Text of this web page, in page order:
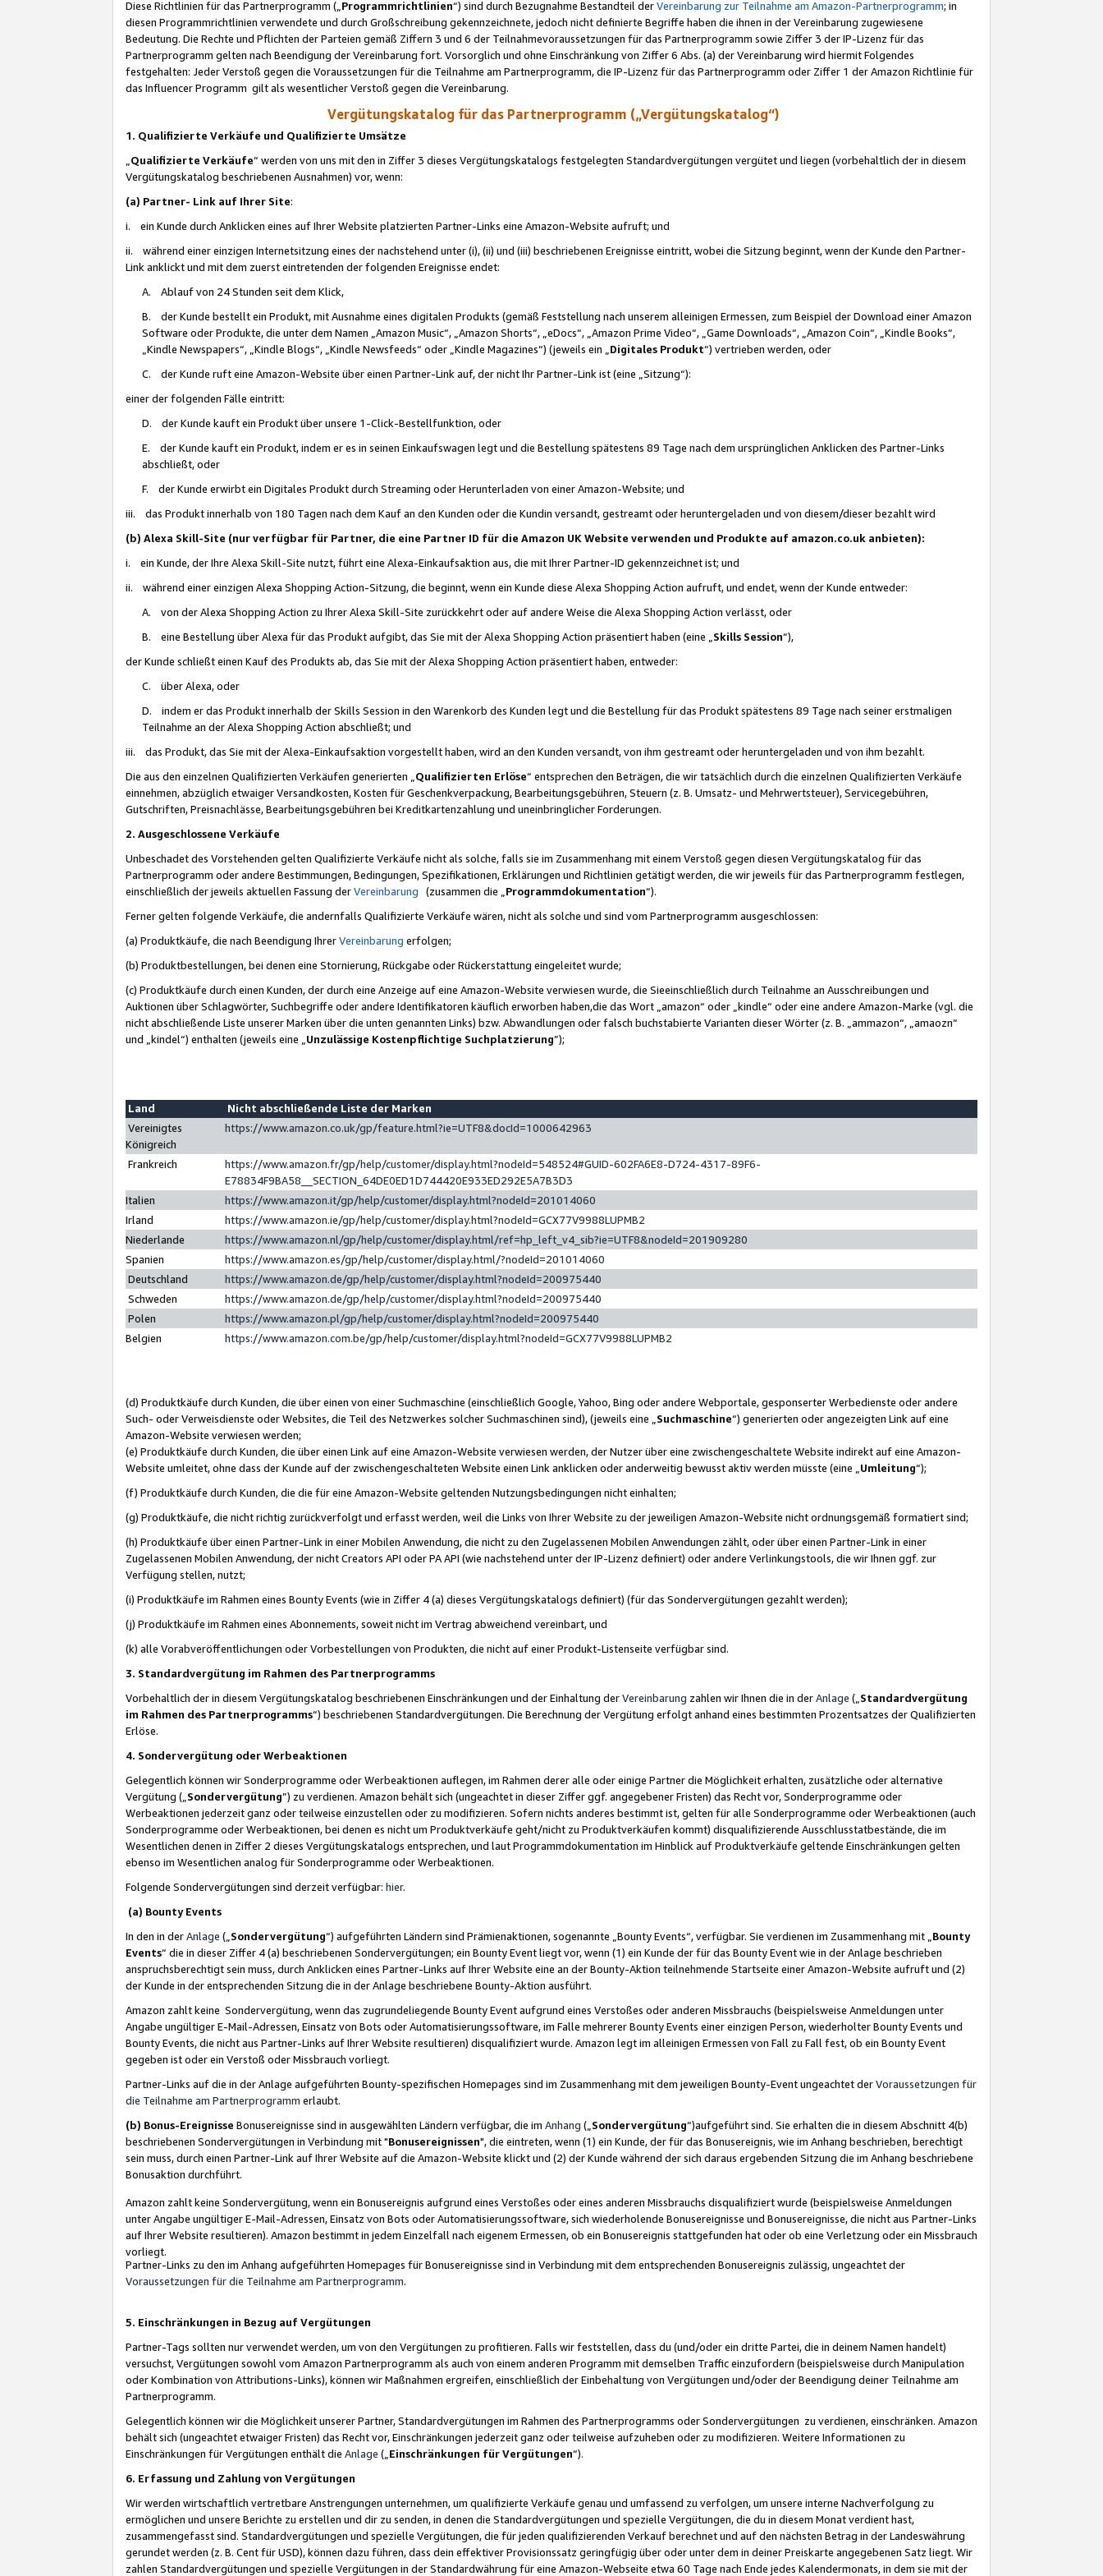
Diese Richtlinien für das Partnerprogramm („Programmrichtlinien“) sind durch Bezugnahme Bestandteil derVereinbarung zur Teilnahme am Amazon-Partnerprogramm; in
diesen Programmrichtlinien verwendete und durch Großschreibung gekennzeichnete, jedoch nicht definierte Begriffe haben die ihnen in der Vereinbarung zugewiesene
Bedeutung. Die Rechte und Pflichten der Parteien gemäß Ziffern 3 und 6 der Teilnahmevoraussetzungen für das Partnerprogramm sowie Ziffer 3 der IP-Lizenz für das
Partnerprogramm gelten nach Beendigung der Vereinbarung fort. Vorsorglich und ohne Einschränkung von Ziffer 6 Abs. (a) der Vereinbarung wird hiermit Folgendes
festgehalten: Jeder Verstoß gegen die Voraussetzungen für die Teilnahme am Partnerprogramm, die IP-Lizenz für das Partnerprogramm oder Ziffer 1 der Amazon Richtlinie für
das Influencer Programm gilt als wesentlicher Verstoß gegen die Vereinbarung.
Vergütungskatalog für das Partnerprogramm („Vergütungskatalog“)
1. Qualifizierte Verkäufe und Qualifizierte Umsätze
Qualifizierte Verkäufe“ werden von uns mit den in Ziffer 3 dieses Vergütungskatalogs festgelegten Standardvergütungen vergütet und liegen (vorbehaltlich der in diesem
Vergütungskatalog beschriebenen Ausnahmen) vor, wenn:
(a) Partner- Link auf Ihrer Site:
i. ein Kunde durch Anklicken eines auf Ihrer Website platzierten Partner-Links eine Amazon-Website aufruft; und
ii. während einer einzigen Internetsitzung eines der nachstehend unter (i), (ii) und (iii) beschriebenen Ereignisse eintritt, wobei die Sitzung beginnt, wenn der Kunde den Partner-
Link anklickt und mit dem zuerst eintretenden der folgenden Ereignisse endet:
A. Ablauf von 24 Stunden seit dem Klick,
B. der Kunde bestellt ein Produkt, mit Ausnahme eines digitalen Produkts (gemäß Feststellung nach unserem alleinigen Ermessen, zum Beispiel der Download einer Amazon
Software oder Produkte, die unter dem Namen „Amazon Music“, „Amazon Shorts“, „eDocs“, „Amazon Prime Video“, „Game Downloads“, „Amazon Coin“, „Kindle Books“,
„Kindle Newspapers“, „Kindle Blogs“, „Kindle Newsfeeds“ oder „Kindle Magazines“) (jeweils ein „ Digitales Produkt“) vertrieben werden, oder
C. der Kunde ruft eine Amazon-Website über einen Partner-Link auf, der nicht Ihr Partner-Link ist (eine „Sitzung“):
einer der folgenden Fälle eintritt:
D. der Kunde kauft ein Produkt über unsere 1-Click-Bestellfunktion, oder
E. der Kunde kauft ein Produkt, indem er es in seinen Einkaufswagen legt und die Bestellung spätestens 89 Tage nach dem ursprünglichen Anklicken des Partner-Links
abschließt, oder
F. der Kunde erwirbt ein Digitales Produkt durch Streaming oder Herunterladen von einer Amazon-Website; und
iii. das Produkt innerhalb von 180 Tagen nach dem Kauf an den Kunden oder die Kundin versandt, gestreamt oder heruntergeladen und von diesem/dieser bezahlt wird
(b) Alexa Skill-Site (nur verfügbar für Partner, die eine Partner ID für die Amazon UK Website verwenden und Produkte auf amazon.co.uk anbieten):
i. ein Kunde, der Ihre Alexa Skill-Site nutzt, führt eine Alexa-Einkaufsaktion aus, die mit Ihrer Partner-ID gekennzeichnet ist; und
ii. während einer einzigen Alexa Shopping Action-Sitzung, die beginnt, wenn ein Kunde diese Alexa Shopping Action aufruft, und endet, wenn der Kunde entweder:
A. von der Alexa Shopping Action zu Ihrer Alexa Skill-Site zurückkehrt oder auf andere Weise die Alexa Shopping Action verlässt, oder
B. eine Bestellung über Alexa für das Produkt aufgibt, das Sie mit der Alexa Shopping Action präsentiert haben (eine „ Skills Session“),
der Kunde schließt einen Kauf des Produkts ab, das Sie mit der Alexa Shopping Action präsentiert haben, entweder:
C. über Alexa, oder
D. indem er das Produkt innerhalb der Skills Session in den Warenkorb des Kunden legt und die Bestellung für das Produkt spätestens 89 Tage nach seiner erstmaligen
Teilnahme an der Alexa Shopping Action abschließt; und
iii. das Produkt, das Sie mit der Alexa-Einkaufsaktion vorgestellt haben, wird an den Kunden versandt, von ihm gestreamt oder heruntergeladen und von ihm bezahlt.
Die aus den einzelnen Qualifizierten Verkäufen generierten „ Qualifizierten Erlöse“ entsprechen den Beträgen, die wir tatsächlich durch die einzelnen Qualifizierten Verkäufe
einnehmen, abzüglich etwaiger Versandkosten, Kosten für Geschenkverpackung, Bearbeitungsgebühren, Steuern (z. B. Umsatz- und Mehrwertsteuer), Servicegebühren,
Gutschriften, Preisnachlässe, Bearbeitungsgebühren bei Kreditkartenzahlung und uneinbringlicher Forderungen.
2. Ausgeschlossene Verkäufe
Unbeschadet des Vorstehenden gelten Qualifizierte Verkäufe nicht als solche, falls sie im Zusammenhang mit einem Verstoß gegen diesen Vergütungskatalog für das
Partnerprogramm oder andere Bestimmungen, Bedingungen, Spezifikationen, Erklärungen und Richtlinien getätigt werden, die wir jeweils für das Partnerprogramm festlegen,
einschließlich der jeweils aktuellen Fassung derVereinbarung (zusammen die „ Programmdokumentation“).
Ferner gelten folgende Verkäufe, die andernfalls Qualifizierte Verkäufe wären, nicht als solche und sind vom Partnerprogramm ausgeschlossen:
(a) Produktkäufe, die nach Beendigung IhrerVereinbarung erfolgen;
(b) Produktbestellungen, bei denen eine Stornierung, Rückgabe oder Rückerstattung eingeleitet wurde;
(c) Produktkäufe durch einen Kunden, der durch eine Anzeige auf eine Amazon-Website verwiesen wurde, die Sieeinschließlich durch Teilnahme an Ausschreibungen und
Auktionen über Schlagwörter, Suchbegriffe oder andere Identifikatoren käuflich erworben haben,die das Wort „amazon“ oder „kindle“ oder eine andere Amazon-Marke (vgl. die
nicht abschließende Liste unserer Marken über die unten genannten Links) bzw. Abwandlungen oder falsch buchstabierte Varianten dieser Wörter (z. B. „ammazon“, „amaozn“
und „kindel“) enthalten (jeweils eine „ Unzulässige Kostenpflichtige Suchplatzierung”);
Land
Nicht abschließende Liste der Marken
Vereinigtes
Königreich
https://www.amazon.co.uk/gp/feature.html?ie=UTF8&docId=1000642963
Frankreich
https://www.amazon.fr/gp/help/customer/display.html?nodeId=548524#GUID-602FA6E8-D724-4317-89F6-
E78834F9BA58__SECTION_64DE0ED1D744420E933ED292E5A7B3D3
Italien
https://www.amazon.it/gp/help/customer/display.html?nodeId=201014060
Irland
https://www.amazon.ie/gp/help/customer/display.html?nodeId=GCX77V9988LUPMB2
Niederlande
https://www.amazon.nl/gp/help/customer/display.html/ref=hp_left_v4_sib?ie=UTF8&nodeId=201909280
Spanien
https://www.amazon.es/gp/help/customer/display.html/?nodeId=201014060
Deutschland
https://www.amazon.de/gp/help/customer/display.html?nodeId=200975440
Schweden
https://www.amazon.de/gp/help/customer/display.html?nodeId=200975440
Polen
https://www.amazon.pl/gp/help/customer/display.html?nodeId=200975440
Belgien
https://www.amazon.com.be/gp/help/customer/display.html?nodeId=GCX77V9988LUPMB2
(d) Produktkäufe durch Kunden, die über einen von einer Suchmaschine (einschließlich Google, Yahoo, Bing oder andere Webportale, gesponserter Werbedienste oder andere
Such- oder Verweisdienste oder Websites, die Teil des Netzwerkes solcher Suchmaschinen sind), (jeweils eine „ Suchmaschine“) generierten oder angezeigten Link auf eine
Amazon-Website verwiesen werden;
(e) Produktkäufe durch Kunden, die über einen Link auf eine Amazon-Website verwiesen werden, der Nutzer über eine zwischengeschaltete Website indirekt auf eine Amazon-
Website umleitet, ohne dass der Kunde auf der zwischengeschalteten Website einen Link anklicken oder anderweitig bewusst aktiv werden müsste (eine „ Umleitung“);
(f) Produktkäufe durch Kunden, die die für eine Amazon-Website geltenden Nutzungsbedingungen nicht einhalten;
(g) Produktkäufe, die nicht richtig zurückverfolgt und erfasst werden, weil die Links von Ihrer Website zu der jeweiligen Amazon-Website nicht ordnungsgemäß formatiert sind;
(h) Produktkäufe über einen Partner-Link in einer Mobilen Anwendung, die nicht zu den Zugelassenen Mobilen Anwendungen zählt, oder über einen Partner-Link in einer
Zugelassenen Mobilen Anwendung, der nicht Creators API oder PA API (wie nachstehend unter der IP-Lizenz definiert) oder andere Verlinkungstools, die wir Ihnen ggf. zur
Verfügung stellen, nutzt;
(i) Produktkäufe im Rahmen eines Bounty Events (wie in Ziffer 4 (a) dieses Vergütungskatalogs definiert) (für das Sondervergütungen gezahlt werden);
(j) Produktkäufe im Rahmen eines Abonnements, soweit nicht im Vertrag abweichend vereinbart, und
(k) alle Vorabveröffentlichungen oder Vorbestellungen von Produkten, die nicht auf einer Produkt-Listenseite verfügbar sind.
3. Standardvergütung im Rahmen des Partnerprogramms
Vorbehaltlich der in diesem Vergütungskatalog beschriebenen Einschränkungen und der Einhaltung derVereinbarung zahlen wir Ihnen die in derAnlage („ Standardvergütung
im Rahmen des Partnerprogramms“) beschriebenen Standardvergütungen. Die Berechnung der Vergütung erfolgt anhand eines bestimmten Prozentsatzes der Qualifizierten
Erlöse.
4. Sondervergütung oder Werbeaktionen
Gelegentlich können wir Sonderprogramme oder Werbeaktionen auflegen, im Rahmen derer alle oder einige Partner die Möglichkeit erhalten, zusätzliche oder alternative
Vergütung („ Sondervergütung”) zu verdienen. Amazon behält sich (ungeachtet in dieser Ziffer ggf. angegebener Fristen) das Recht vor, Sonderprogramme oder
Werbeaktionen jederzeit ganz oder teilweise einzustellen oder zu modifizieren. Sofern nichts anderes bestimmt ist, gelten für alle Sonderprogramme oder Werbeaktionen (auch
Sonderprogramme oder Werbeaktionen, bei denen es nicht um Produktverkäufe geht/nicht zu Produktverkäufen kommt) disqualifizierende Ausschlusstatbestände, die im
Wesentlichen denen in Ziffer 2 dieses Vergütungskatalogs entsprechen, und laut Programmdokumentation im Hinblick auf Produktverkäufe geltende Einschränkungen gelten
ebenso im Wesentlichen analog für Sonderprogramme oder Werbeaktionen.
Folgende Sondervergütungen sind derzeit verfügbar: hier.
(a) Bounty Events
In den in derAnlage („ Sondervergütung“) aufgeführten Ländern sind Prämienaktionen, sogenannte „Bounty Events“, verfügbar. Sie verdienen im Zusammenhang mit „ Bounty
Events“ die in dieser Ziffer 4 (a) beschriebenen Sondervergütungen; ein Bounty Event liegt vor, wenn (1) ein Kunde der für das Bounty Event wie in der Anlage beschrieben
anspruchsberechtigt sein muss, durch Anklicken eines Partner-Links auf Ihrer Website eine an der Bounty-Aktion teilnehmende Startseite einer Amazon-Website aufruft und (2)
der Kunde in der entsprechenden Sitzung die in der Anlage beschriebene Bounty-Aktion ausführt.
Amazon zahlt keine Sondervergütung, wenn das zugrundeliegende Bounty Event aufgrund eines Verstoßes oder anderen Missbrauchs (beispielsweise Anmeldungen unter
Angabe ungültiger E-Mail-Adressen, Einsatz von Bots oder Automatisierungssoftware, im Falle mehrerer Bounty Events einer einzigen Person, wiederholter Bounty Events und
Bounty Events, die nicht aus Partner-Links auf Ihrer Website resultieren) disqualifiziert wurde. Amazon legt im alleinigen Ermessen von Fall zu Fall fest, ob ein Bounty Event
gegeben ist oder ein Verstoß oder Missbrauch vorliegt.
Partner-Links auf die in der Anlage aufgeführten Bounty-spezifischen Homepages sind im Zusammenhang mit dem jeweiligen Bounty-Event ungeachtet derVoraussetzungen für
die Teilnahme am Partnerprogramm erlaubt.
(b) Bonus-Ereignisse Bonusereignisse sind in ausgewählten Ländern verfügbar, die im Anhang („ Sondervergütung“)aufgeführt sind. Sie erhalten die in diesem Abschnitt 4(b)
beschriebenen Sondervergütungen in Verbindung mit "Bonusereignissen", die eintreten, wenn (1) ein Kunde, der für das Bonusereignis, wie im Anhang beschrieben, berechtigt
sein muss, durch einen Partner-Link auf Ihrer Website auf die Amazon-Website klickt und (2) der Kunde während der sich daraus ergebenden Sitzung die im Anhang beschriebene
Bonusaktion durchführt.
Amazon zahlt keine Sondervergütung, wenn ein Bonusereignis aufgrund eines Verstoßes oder eines anderen Missbrauchs disqualifiziert wurde (beispielsweise Anmeldungen
unter Angabe ungültiger E-Mail-Adressen, Einsatz von Bots oder Automatisierungssoftware, sich wiederholende Bonusereignisse und Bonusereignisse, die nicht aus Partner-Links
auf Ihrer Website resultieren). Amazon bestimmt in jedem Einzelfall nach eigenem Ermessen, ob ein Bonusereignis stattgefunden hat oder ob eine Verletzung oder ein Missbrauch
vorliegt.
Partner-Links zu den im Anhang aufgeführten Homepages für Bonusereignisse sind in Verbindung mit dem entsprechenden Bonusereignis zulässig, ungeachtet der
Voraussetzungen für die Teilnahme am Partnerprogramm.
5. Einschränkungen in Bezug auf Vergütungen
Partner-Tags sollten nur verwendet werden, um von den Vergütungen zu profitieren. Falls wir feststellen, dass du (und/oder ein dritte Partei, die in deinem Namen handelt)
versuchst, Vergütungen sowohl vom Amazon Partnerprogramm als auch von einem anderen Programm mit demselben Traffic einzufordern (beispielsweise durch Manipulation
oder Kombination von Attributions-Links), können wir Maßnahmen ergreifen, einschließlich der Einbehaltung von Vergütungen und/oder der Beendigung deiner Teilnahme am
Partnerprogramm.
Gelegentlich können wir die Möglichkeit unserer Partner, Standardvergütungen im Rahmen des Partnerprogramms oder Sondervergütungen zu verdienen, einschränken. Amazon
behält sich (ungeachtet etwaiger Fristen) das Recht vor, Einschränkungen jederzeit ganz oder teilweise aufzuheben oder zu modifizieren. Weitere Informationen zu
Einschränkungen für Vergütungen enthält die Anlage („ Einschränkungen für Vergütungen“).
6. Erfassung und Zahlung von Vergütungen
Wir werden wirtschaftlich vertretbare Anstrengungen unternehmen, um qualifizierte Verkäufe genau und umfassend zu verfolgen, um unsere interne Nachverfolgung zu
ermöglichen und unsere Berichte zu erstellen und dir zu senden, in denen die Standardvergütungen und spezielle Vergütungen, die du in diesem Monat verdient hast,
zusammengefasst sind. Standardvergütungen und spezielle Vergütungen, die für jeden qualifizierenden Verkauf berechnet und auf den nächsten Betrag in der Landeswährung
gerundet werden (z. B. Cent für USD), können dazu führen, dass dein effektiver Provisionssatz geringfügig über oder unter dem in deiner Preiskarte angegebenen Satz liegt. Wir
zahlen Standardvergütungen und spezielle Vergütungen in der Standardwährung für eine Amazon-Webseite etwa 60 Tage nach Ende jedes Kalendermonats, in dem sie mit der